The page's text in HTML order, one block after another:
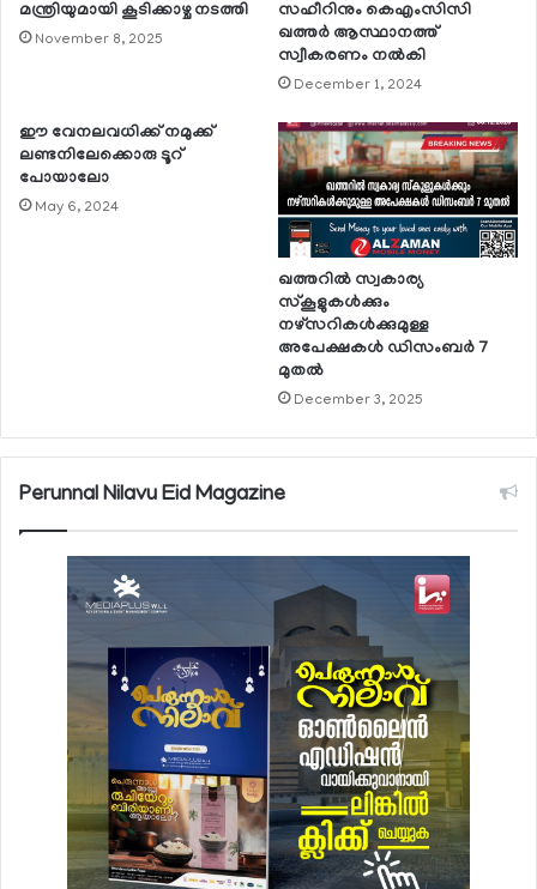
മന്ത്രിയുമായി കൂടിക്കാഴ്ച നടത്തി
November 8, 2025
സഹീറിനും കെഎംസിസി
ഖത്തര്‍ ആസ്ഥാനത്ത്
സ്വീകരണം നല്‍കി
December 1, 2024
ഈ വേനലവധിക്ക് നമുക്ക്
ലണ്ടനിലേക്കൊരു ടൂറ്
പോയാലോ
May 6, 2024
ഖത്തറില്‍ സ്വകാര്യ
സ്‌കൂളുകള്‍ക്കും
നഴ്‌സറികള്‍ക്കുമുള്ള
അപേക്ഷകള്‍ ഡിസംബര്‍ 7
മുതല്‍
December 3, 2025
Perunnal Nilavu Eid Magazine